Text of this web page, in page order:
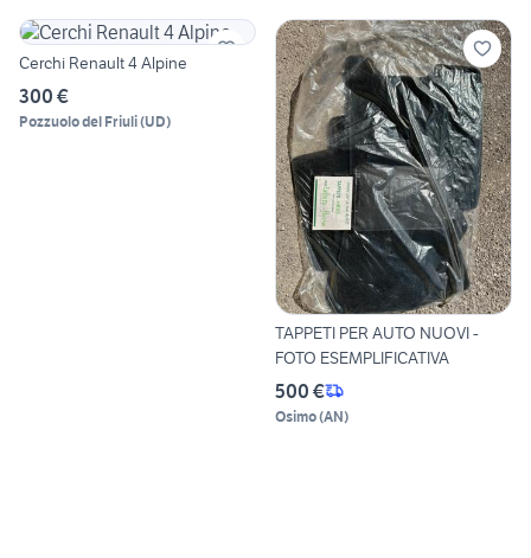
Cerchi Renault 4 Alpine
300 €
Pozzuolo del Friuli(UD)
TAPPETI PER AUTO NUOVI -
FOTO ESEMPLIFICATIVA
500 €
Osimo(AN)